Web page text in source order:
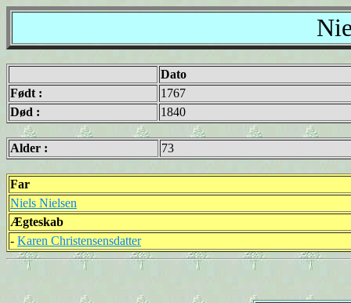
Dato
Født :
1767
Død :
1840
Alder : 73
Far
Niels Nielsen
Ægteskab
- Karen Christensensdatter